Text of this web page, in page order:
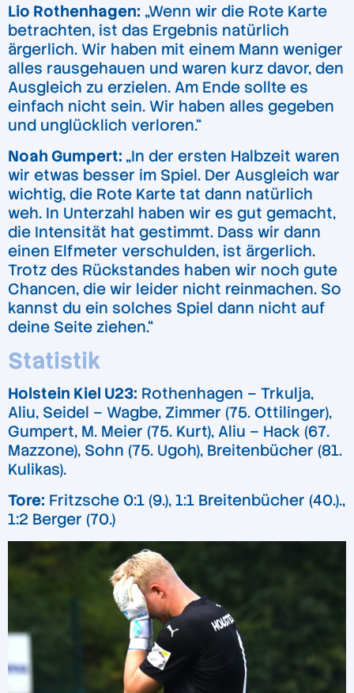
Lio Rothenhagen: „Wenn wir die Rote Karte
betrachten, ist das Ergebnis natürlich
ärgerlich. Wir haben mit einem Mann weniger
alles rausgehauen und waren kurz davor, den
Ausgleich zu erzielen. Am Ende sollte es
einfach nicht sein. Wir haben alles gegeben
und unglücklich verloren.“
Noah Gumpert: „In der ersten Halbzeit waren
wir etwas besser im Spiel. Der Ausgleich war
wichtig, die Rote Karte tat dann natürlich
weh. In Unterzahl haben wir es gut gemacht,
die Intensität hat gestimmt. Dass wir dann
einen Elfmeter verschulden, ist ärgerlich.
Trotz des Rückstandes haben wir noch gute
Chancen, die wir leider nicht reinmachen. So
kannst du ein solches Spiel dann nicht auf
deine Seite ziehen.“
Statistik
Holstein Kiel U23: Rothenhagen – Trkulja,
Aliu, Seidel – Wagbe, Zimmer (75. Ottilinger),
Gumpert, M. Meier (75. Kurt), Aliu – Hack (67.
Mazzone), Sohn (75. Ugoh), Breitenbücher (81.
Kulikas).
Tore: Fritzsche 0:1 (9.), 1:1 Breitenbücher (40.).,
1:2 Berger (70.)